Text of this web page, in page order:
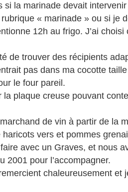
si la marinade devait
« marinade » ou si je
12h au frigo. J’ai
de trouver des récipients
pas dans ma cocotte
le four pareil.
la plaque creuse pouvant
de vin à partir de la
vers et pommes
avec un Graves, et nous
2001 pour l’accompagner.
chaleureusement et